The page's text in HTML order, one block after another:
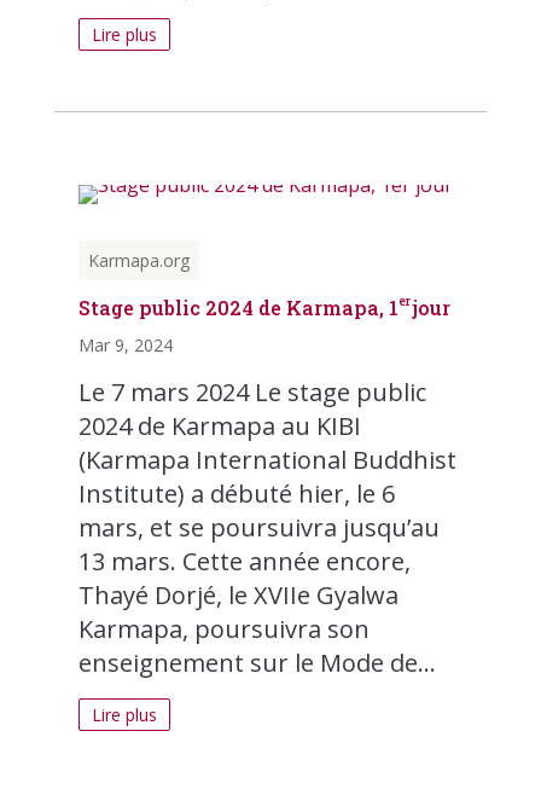
Lire plus
Karmapa.org
Stage public 2024 de Karmapa, 1erjour
Mar 9, 2024
Le 7 mars 2024 Le stage public
2024 de Karmapa au KIBI
(Karmapa International Buddhist
Institute) a débuté hier, le 6
mars, et se poursuivra jusqu’au
13 mars. Cette année encore,
Thayé Dorjé, le XVIIe Gyalwa
Karmapa, poursuivra son
enseignement sur le Mode de...
Lire plus